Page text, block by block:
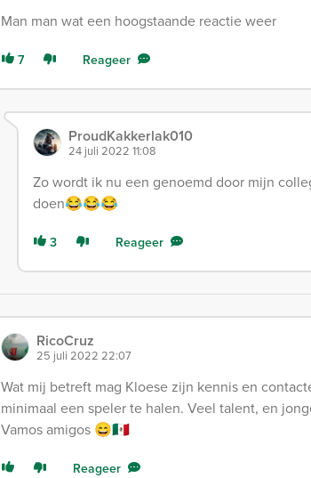
Man man wat een hoogstaande reactie weer
7 Reageer
ProudKakkerlak010
24 juli 2022 11:08
Zo wordt ik nu een genoemd door mijn
doen😂😂😂
3 Reageer
RicoCruz
25 juli 2022 22:07
Wat mij betreft mag Kloese zijn kennis en
minimaal een speler te halen. Veel talent, en
Vamos amigos 😄🇲🇽
Reageer